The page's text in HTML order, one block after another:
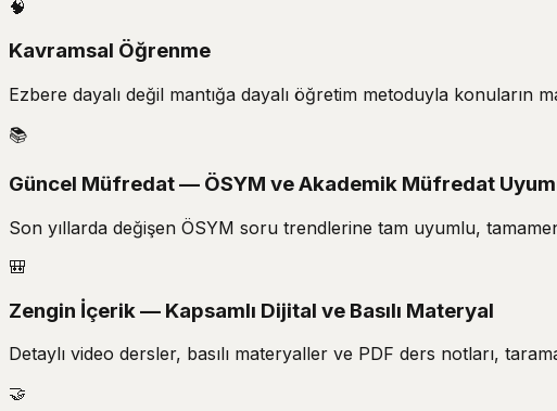
🧠
Kavramsal Öğrenme
Ezbere dayalı değil mantığa dayalı öğretim metoduyla konuların
📚
Güncel Müfredat — ÖSYM ve Akademik Müfredat
Son yıllarda değişen ÖSYM soru trendlerine tam uyumlu,
🎒
Zengin İçerik — Kapsamlı Dijital ve Basılı Materyal
Detaylı video dersler, basılı materyaller ve PDF ders notları,
🤝